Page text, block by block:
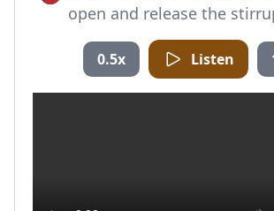
open and release the
0.5x Listen